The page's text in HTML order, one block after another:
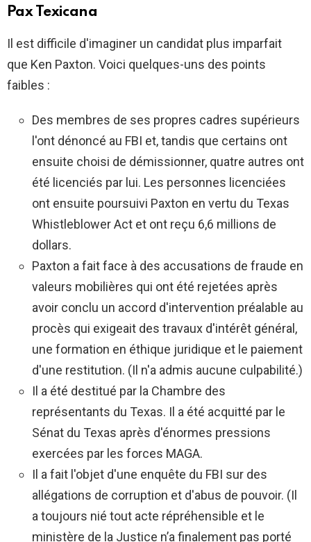
Pax Texicana
Il est difficile d'imaginer un candidat plus imparfait
que Ken Paxton. Voici quelques-uns des points
faibles :
Des membres de ses propres cadres supérieurs
l'ont dénoncé au FBI et, tandis que certains ont
ensuite choisi de démissionner, quatre autres ont
été licenciés par lui. Les personnes licenciées
ont ensuite poursuivi Paxton en vertu du Texas
Whistleblower Act et ont reçu 6,6 millions de
dollars.
Paxton a fait face à des accusations de fraude en
valeurs mobilières qui ont été rejetées après
avoir conclu un accord d'intervention préalable au
procès qui exigeait des travaux d'intérêt général,
une formation en éthique juridique et le paiement
d'une restitution. (Il n'a admis aucune culpabilité.)
Il a été destitué par la Chambre des
représentants du Texas. Il a été acquitté par le
Sénat du Texas après d'énormes pressions
exercées par les forces MAGA.
Il a fait l'objet d'une enquête du FBI sur des
allégations de corruption et d'abus de pouvoir. (Il
a toujours nié tout acte répréhensible et le
ministère de la Justice n’a finalement pas porté